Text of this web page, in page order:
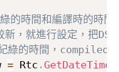
的時間和編譯時的時間
，就進行設定，把
綠的時間，compiled
= Rtc . GetDateTime